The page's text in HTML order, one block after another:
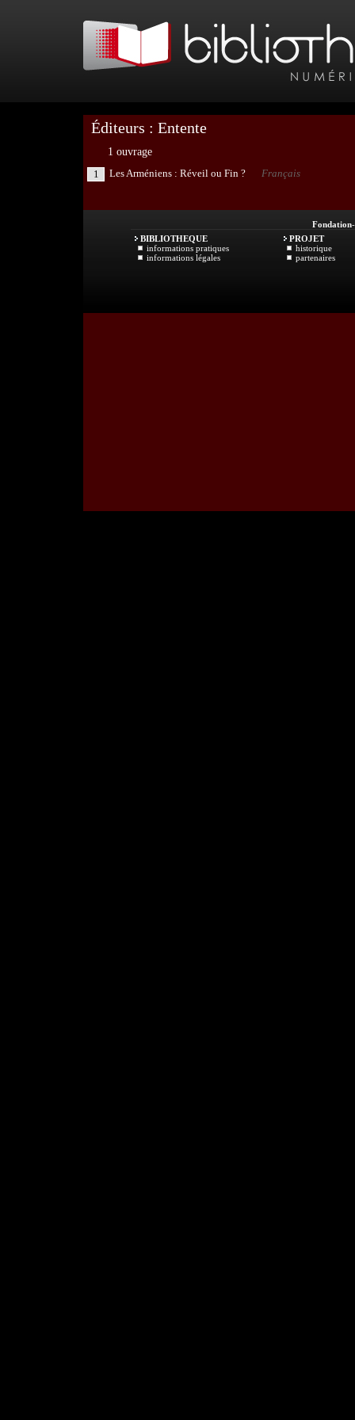
Éditeurs : Entente
1 ouvrage
1
Les Arméniens : Réveil ou Fin ? Français
Fondation
BIBLIOTHEQUE
informations pratiques
informations légales
PROJET
historique
partenaires